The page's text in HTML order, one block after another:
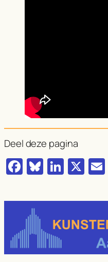
Deel deze pagina
Facebook
Bluesky
X